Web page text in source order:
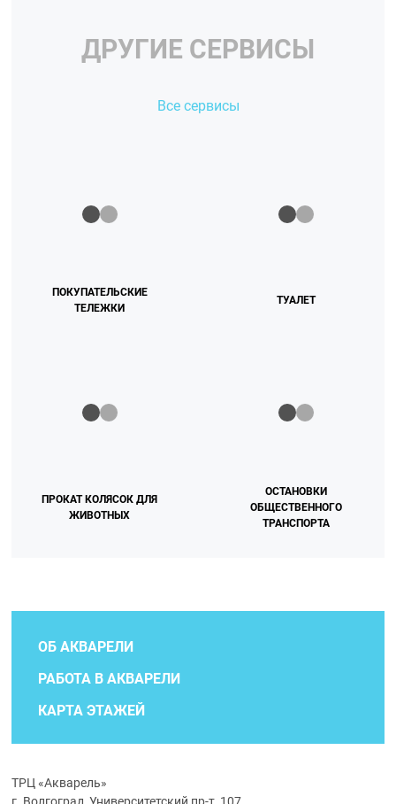
ДРУГИЕ СЕРВИСЫ
Все сервисы
ПОКУПАТЕЛЬСКИЕ
ТЕЛЕЖКИ
ТУАЛЕТ
ПРОКАТ КОЛЯСОК ДЛЯ
ЖИВОТНЫХ
ОСТАНОВКИ
ОБЩЕСТВЕННОГО
ТРАНСПОРТА
ОБ АКВАРЕЛИ
РАБОТА В АКВАРЕЛИ
КАРТА ЭТАЖЕЙ
ТРЦ «Акварель»
г. Волгоград, Университетский пр-т, 107